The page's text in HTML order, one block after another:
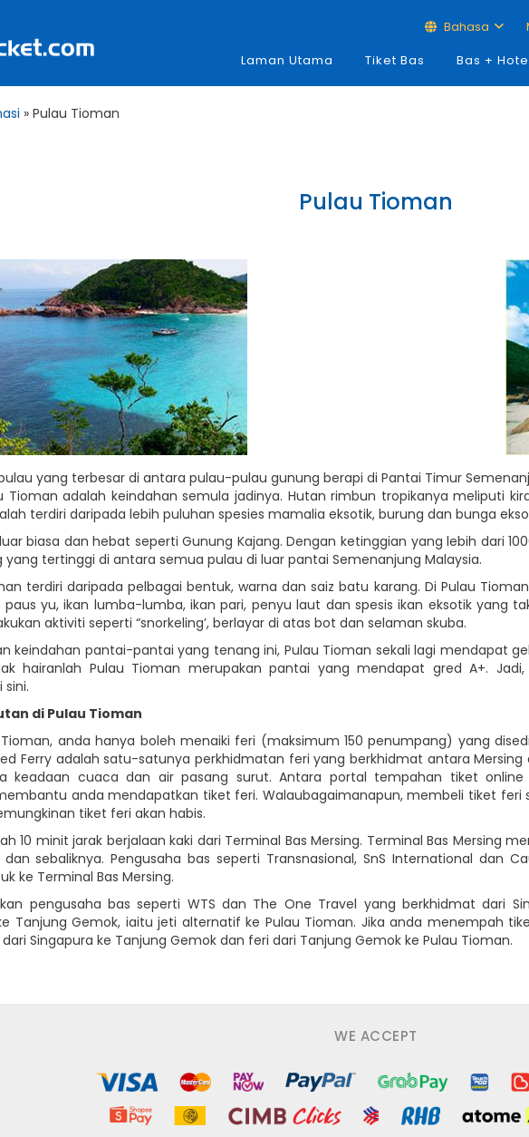
Bahasa
Laman Utama
Tiket Bas Bas +
» Pulau Tioman
Pulau Tioman
yang terbesar di antara pulau-pulau gunung berapi di Pantai Timur
Tioman adalah keindahan semula jadinya. Hutan rimbun tropikanya meliputi
terdiri daripada lebih puluhan spesies mamalia eksotik, burung dan bunga
biasa dan hebat seperti Gunung Kajang. Dengan ketinggian yang lebih dari
tertinggi di antara semua pulau di luar pantai Semenanjung Malaysia.
terdiri daripada pelbagai bentuk, warna dan saiz batu karang. Di Pulau
yu, ikan lumba-lumba, ikan pari, penyu laut dan spesis ikan eksotik yang
aktiviti seperti “snorkeling’, berlayar di atas bot dan selaman skuba.
keindahan pantai-pantai yang tenang ini, Pulau Tioman sekali lagi mendapat
hairanlah Pulau Tioman merupakan pantai yang mendapat gred A+.
di Pulau Tioman
anda hanya boleh menaiki feri (maksimum 150 penumpang) yang
Ferry adalah satu-satunya perkhidmatan feri yang berkhidmat antara
keadaan cuaca dan air pasang surut. Antara portal tempahan tiket
anda mendapatkan tiket feri. Walaubagaimanapun, membeli tiket feri
tiket feri akan habis.
10 minit jarak berjalaan kaki dari Terminal Bas Mersing. Terminal Bas Mersing
dan sebaliknya. Pengusaha bas seperti Transnasional, SnS International dan
ke Terminal Bas Mersing.
pengusaha bas seperti WTS dan The One Travel yang berkhidmat dari
Tanjung Gemok, iaitu jeti alternatif ke Pulau Tioman. Jika anda menempah
Singapura ke Tanjung Gemok dan feri dari Tanjung Gemok ke Pulau Tioman.
WE ACCEPT